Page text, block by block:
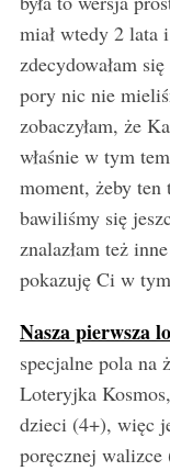
miał wtedy 2 lata
zdecydowałam
pory nic nie
zobaczyłam, że
właśnie w tym
moment, żeby
bawiliśmy się
znalazłam też
pokazuję Ci w
Nasza pierwsza
specjalne pola na
Loteryjka
dzieci (4+), więc
poręcznej walizce